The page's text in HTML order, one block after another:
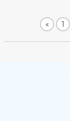
« 1